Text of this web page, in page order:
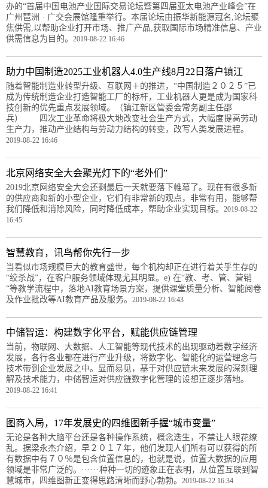
办的“首届中国电池产业国际交易论坛暨第四届亚太电池产业峰会”在
广州琶洲 · 广交会展馆隆重举行。本届论坛由振华新能源冠名,论坛聚
焦供需,以帮助企业打开市场、推广产品,获取国际市场精准信息、产业
供需信息为目的。 2019-08-22 16:46
助力中国制造2025工业机器人4.0生产线8月22日落户镇江
随着智能制造业转型升级、互联网＋的推进，“中国制造２０２５”已
成为传统制造企业打造智能工厂的标杆，工业机器人更是成为国家科
技创新的优先重点发展领域。（镇江新区管委会常务副主任邵
兵） 四次工业革命将极大地改变社会生产方式，大幅度提高劳动
生产力，推动产业结构与劳动力结构的转变，改写人类发展进程。
2019-08-22 16:46
北京网络安全大会聚光灯下的“老外们”
2019北京网络安全大会还剩最后一天就要落下帷幕了。现在有很多新
的供应商和新的小型企业，它们有非常新的观点，非常有用，能够帮
我们降低和消除风险，同时降低成本，帮助企业实现目标。 2019-08-22
16:45
智慧教育，讯鸟帮你先行一步
当看似市场规模巨大的教育盛世，每个机构却正在进行着关乎生存的
“绞杀战”，在客户服务领域体现尤其明显。e) 在“教、考、管、营销
“等教学流程中，落地AI教育场景方案，提供课堂质量分析、智能阅卷
及作业批改等AI教育产品及服务。 2019-08-22 16:43
中储智运：构建数字化平台，赋能供应链管理
当前，物联网、大数据、人工智能等现代技术的出现驱动着数字经济
发展，各行各业都在进行产业升级，将数字化、智能化的运营理念与
技术带到企业发展之中。显而易见，基于对供应链未来发展的深刻理
解及技术能力，中储智运对供应链数字化管理的设想正逐步落地。
2019-08-22 16:41
图商入局，17年发展史的四维图新手握“城市变量”
无论是各种大脑平台还是各种操作系统，概念迭生，不禁让人眼花缭
乱。据梁永杰介绍，早２０１７年，他们发现人们所有可以获得的所
有数据中有７０％是包含位置信息的，也就是说，位置大数据的应用
领域是非常广泛的。······种种一切的迹象正在表明，从位置互联到智
慧城市，四维图新正变得思路清晰而野心勃勃。 2019-08-22 16:34